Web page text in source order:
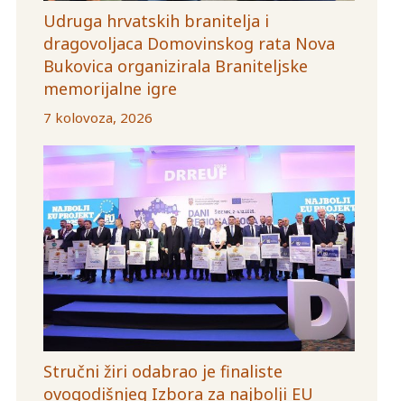
Udruga hrvatskih branitelja i
dragovoljaca Domovinskog rata Nova
Bukovica organizirala Braniteljske
memorijalne igre
7 kolovoza, 2026
Stručni žiri odabrao je finaliste
ovogodišnjeg Izbora za najbolji EU